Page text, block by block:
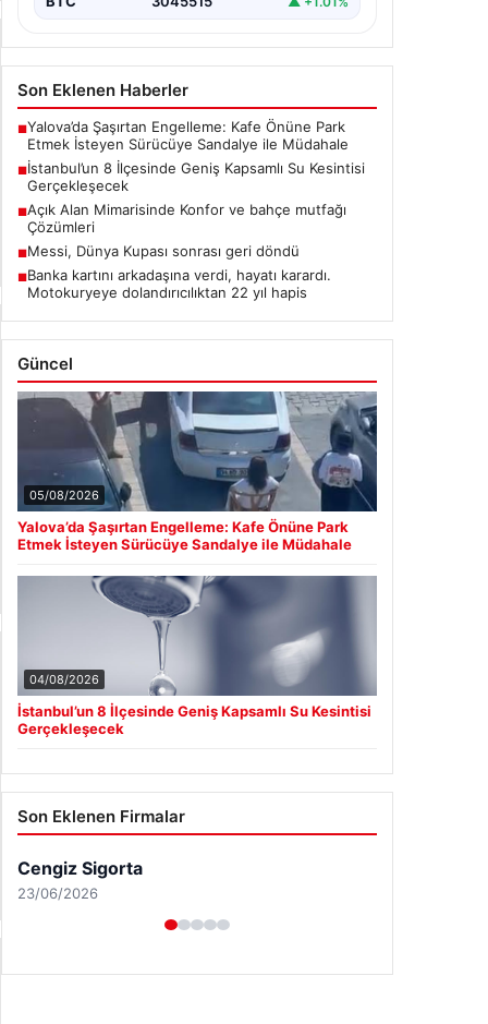
Son Eklenen Haberler
■Yalova’da Şaşırtan Engelleme: Kafe Önüne Park
Etmek İsteyen Sürücüye Sandalye ile Müdahale
■İstanbul’un 8 İlçesinde Geniş Kapsamlı Su Kesintisi
Gerçekleşecek
■Açık Alan Mimarisinde Konfor ve bahçe mutfağı
Çözümleri
■Messi, Dünya Kupası sonrası geri döndü
■Banka kartını arkadaşına verdi, hayatı karardı.
Motokuryeye dolandırıcılıktan 22 yıl hapis
Güncel
05/08/2026
Yalova’da Şaşırtan Engelleme: Kafe Önüne Park
Etmek İsteyen Sürücüye Sandalye ile Müdahale
04/08/2026
İstanbul’un 8 İlçesinde Geniş Kapsamlı Su Kesintisi
Gerçekleşecek
Son Eklenen Firmalar